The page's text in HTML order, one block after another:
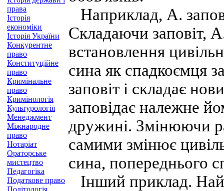
права
Історія
економіки
Історія України
Конкурентне
право
Конституційне
право
Кримінальне
право
Кримінологія
Культурологія
Менеджмент
Міжнародне
право
Нотаріат
Ораторське
мистецтво
Педагогіка
Податкове право
Політологія
Наприклад, А.
Складаючи заповіт,
встановлення
сина як спадкоємця
заповіт і складає
заповідає належне
дружині. Змінюючи
самими змінює
сина, попереднього
Інший приклад.